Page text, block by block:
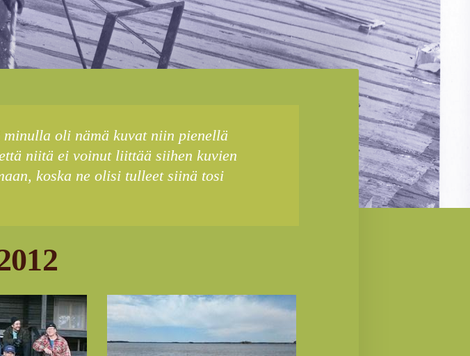
minulla oli nämä kuvat niin pienellä
niitä ei voinut liittää siihen kuvien
koska ne olisi tulleet siinä tosi